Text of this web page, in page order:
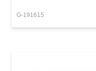
G-191615